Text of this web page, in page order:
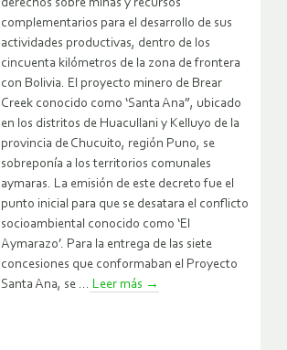
derechos sobre minas y recursos
complementarios para el desarrollo de sus
actividades productivas, dentro de los
cincuenta kilómetros de la zona de frontera
con Bolivia. El proyecto minero de Brear
Creek conocido como ‘Santa Ana”, ubicado
en los distritos de Huacullani y Kelluyo de la
provincia de Chucuito, región Puno, se
sobreponía a los territorios comunales
aymaras. La emisión de este decreto fue el
punto inicial para que se desatara el conflicto
socioambiental conocido como ‘El
Aymarazo’. Para la entrega de las siete
concesiones que conformaban el Proyecto
Santa Ana, se ... Leer más →